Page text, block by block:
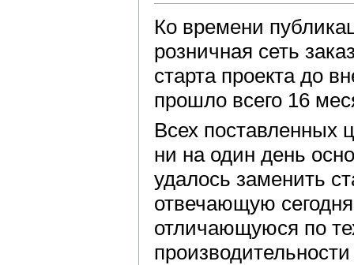
Ко времени
розничная сеть
старта проекта до
прошло всего 16
Всех поставленных
ни на один день
удалось заменить
отвечающую
отличающуюся по